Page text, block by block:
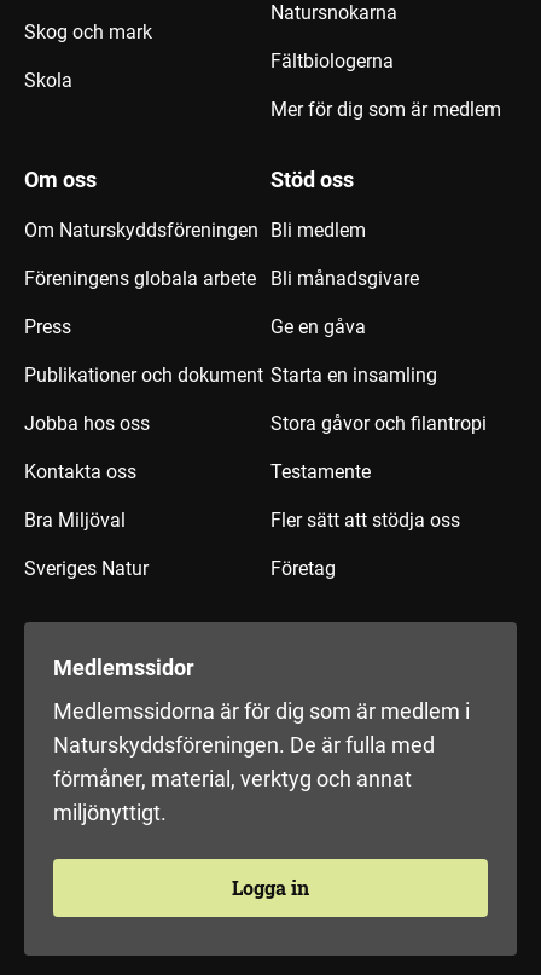
Skog och mark
Skola
Natursnokarna
Fältbiologerna
Mer för dig som är medlem
Om oss
Om Naturskyddsföreningen
Föreningens globala arbete
Press
Publikationer och dokument
Jobba hos oss
Kontakta oss
Bra Miljöval
Sveriges Natur
Stöd oss
Bli medlem
Bli månadsgivare
Ge en gåva
Starta en insamling
Stora gåvor och filantropi
Testamente
Fler sätt att stödja oss
Företag
Medlemssidor
Medlemssidorna är för dig som är medlem i
Naturskyddsföreningen. De är fulla med
förmåner, material, verktyg och annat
miljönyttigt.
Logga in